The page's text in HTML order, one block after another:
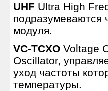
UHF Ultra High
подразумеваются
модуля.
VC-TCXOVoltage
Oscillator,
уход частоты
температуры.